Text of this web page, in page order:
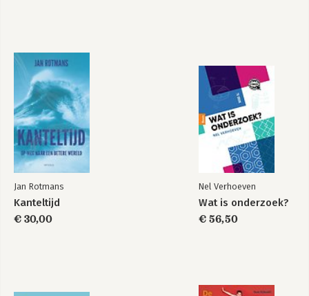
Jan Rotmans
Kanteltijd
€ 30,00
Nel Verhoeven
Wat is onderzoek?
€ 56,50